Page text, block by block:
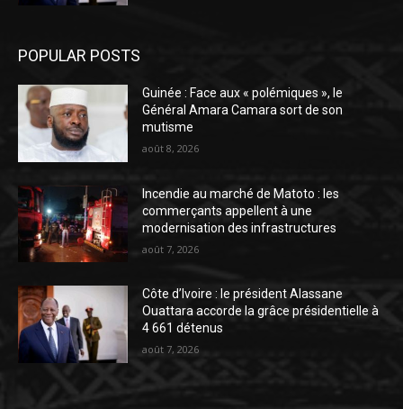
POPULAR POSTS
Guinée : Face aux « polémiques », le
Général Amara Camara sort de son
mutisme
août 8, 2026
Incendie au marché de Matoto : les
commerçants appellent à une
modernisation des infrastructures
août 7, 2026
Côte d’Ivoire : le président Alassane
Ouattara accorde la grâce présidentielle à
4 661 détenus
août 7, 2026